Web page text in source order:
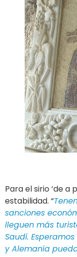
Para el sirio ‘de a
estabilidad. “
sanciones
lleguen más
Saudí.
y Alemania